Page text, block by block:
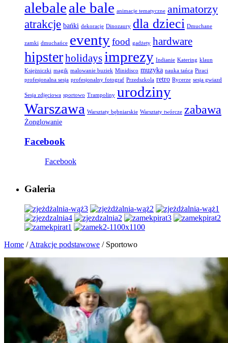
alebaleale bale animacje tematyczne animatorzy
atrakcje bańki dekoracje Dinozaury dla dzieci Dmuchane
zamki dmuchańce eventyfood gadżety hardware
hipsterholidays imprezy Indianie Katering klaun
Księżniczki magik malowanie buziek Minidisco muzyka nauka tańca Piraci
profesjonalna sesja profesjonalny fotograf Przedszkola retro Rycerze sesja gwiazd
Sesja zdjęciowa sportowo Trampoliny urodziny
Warszawa Warsztaty bębniarskie Warsztaty twórcze zabawa
Żonglowanie
Facebook
Facebook
Galeria
Home / Atrakcje podstawowe / Sportowo